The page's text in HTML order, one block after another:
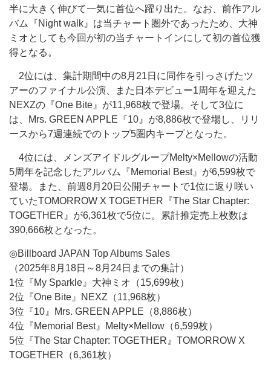
半に大きく伸びて一気に首位へ躍り出た。なお、前作アル
バム『Night walk』は当チャート圏外であったため、大神
ミオとしても今回が初の当チャートインにして初の首位獲
得となる。
2位には、集計期間中の8月21日に同作を引っさげたツ
アーのファイナル公演、また日本デビュー1周年を迎えた
NEXZの『One Bite』が11,968枚で登場。そして3位に
は、Mrs. GREEN APPLE『10』が8,886枚で登場し、リリ
ースから7週連続でのトップ5圏内キープとなった。
4位には、メンズアイドルグループMelty×Mellowの活動
5周年を記念したアルバム『Memorial Best』が6,599枚で
登場。また、前週8月20日公開チャートで1位に返り咲い
ていたTOMORROW X TOGETHER『The Star Chapter:
TOGETHER』が6,361枚で5位に。累計推定売上枚数は
390,666枚となった。
◎Billboard JAPAN Top Albums Sales
（2025年8月18日～8月24日までの集計）
1位『My Sparkle』大神ミオ（15,699枚）
2位『One Bite』NEXZ（11,968枚）
3位『10』Mrs. GREEN APPLE（8,886枚）
4位『Memorial Best』Melty×Mellow（6,599枚）
5位『The Star Chapter: TOGETHER』TOMORROW X
TOGETHER（6,361枚）